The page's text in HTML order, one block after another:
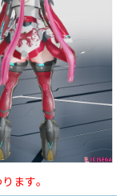
ます｡